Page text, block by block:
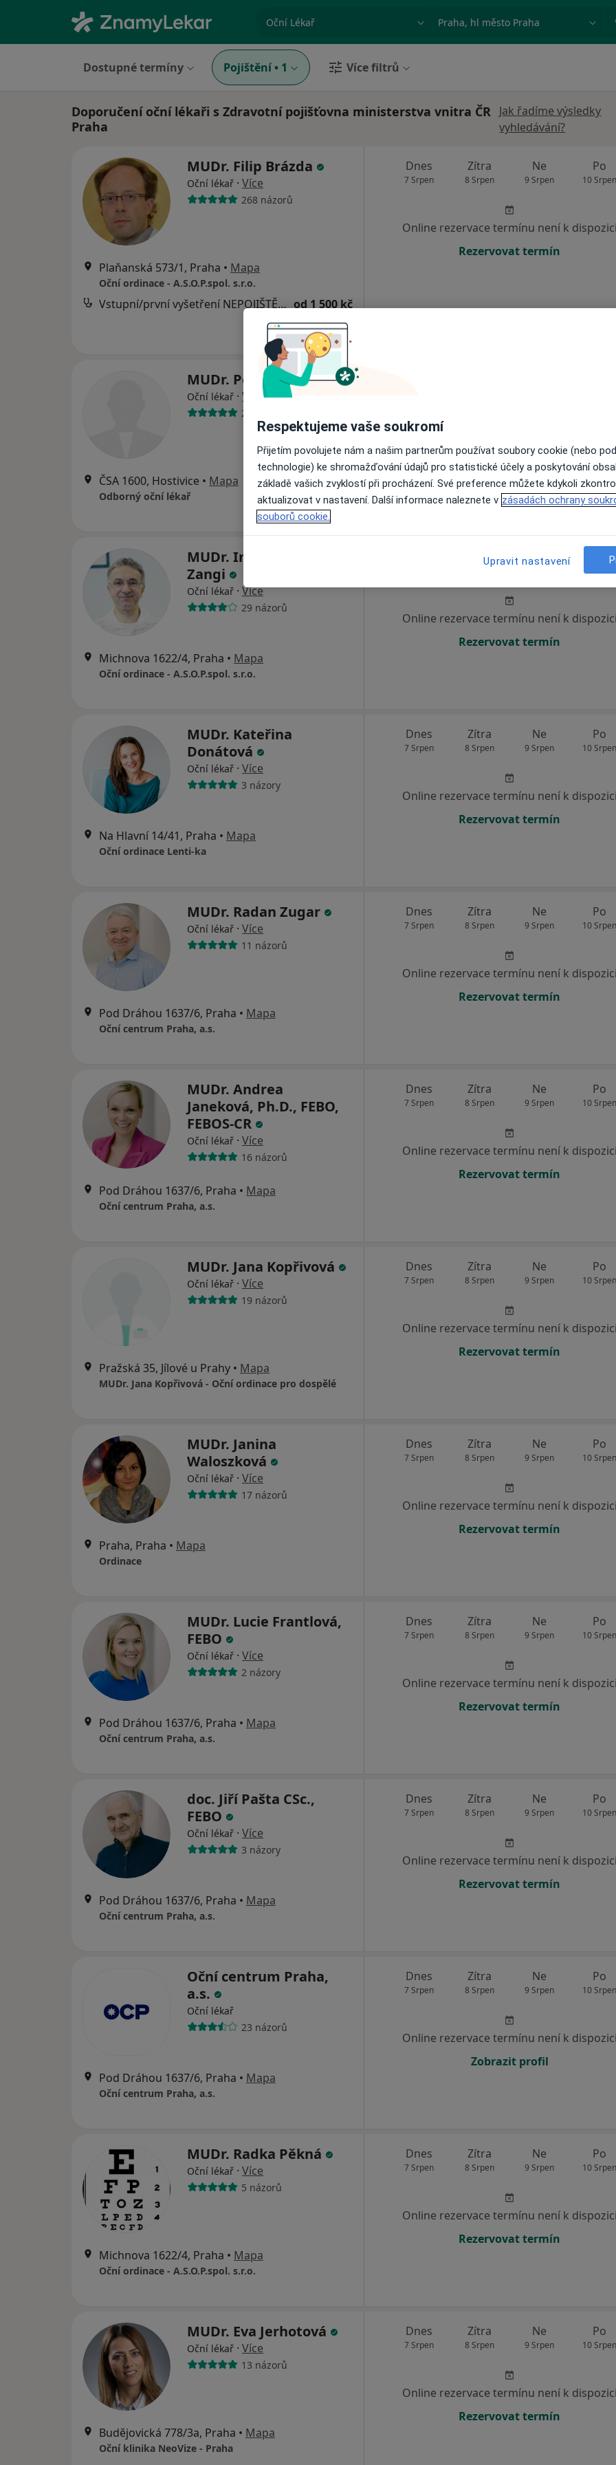
specializace, nemoc nebo příjmení Město nebo region
Dostupné termíny Pojištění • 1 Více filtrů
Doporučení oční lékaři s Zdravotní pojišťovna ministerstva vnitra ČR
Praha
Jak řadíme výsledky
vyhledávání?
MUDr. Filip Brázda
Oční lékař · Více
268 názorů
Plaňanská 573/1, Praha • Mapa
Oční ordinace - A.S.O.P.spol. s.r.o.
Vstupní/první vyšetření NEPOJIŠTĚNÉHO pacienta nebo kontrola nepojištěného pacienta po více než 2 letech od 1 500 kč
Dnes
7 Srpen
Zítra
8 Srpen
Ne
9 Srpen
Po
10 Srpen
Online rezervace termínu není k dispozici
Rezervovat termín
MUDr. Petr Trávníček
Oční lékař · Více
26 názorů
ČSA 1600, Hostivice • Mapa
Odborný oční lékař
Rezervovat termín
MUDr. Imran Musa
Zangi
Oční lékař · Více
29 názorů
Michnova 1622/4, Praha • Mapa
Oční ordinace - A.S.O.P.spol. s.r.o.
Zítra
8 Srpen
Ne
10 Srpen
Online rezervace termínu není k dispozici
Rezervovat termín
MUDr. Kateřina
Donátová
Oční lékař · Více
3 názory
Na Hlavní 14/41, Praha • Mapa
Oční ordinace Lenti-ka
Dnes
7 Srpen
Zítra
8 Srpen
Ne
9 Srpen
Po
10 Srpen
Online rezervace termínu není k dispozici
Rezervovat termín
MUDr. Radan Zugar
Oční lékař · Více
11 názorů
Pod Dráhou 1637/6, Praha • Mapa
Oční centrum Praha, a.s.
Dnes
7 Srpen
Zítra
8 Srpen
Ne
9 Srpen
Po
10 Srpen
Online rezervace termínu není k dispozici
Rezervovat termín
MUDr. Andrea
Janeková, Ph.D., FEBO,
FEBOS-CR
Oční lékař · Více
16 názorů
Pod Dráhou 1637/6, Praha • Mapa
Oční centrum Praha, a.s.
Dnes
7 Srpen
Zítra
8 Srpen
Ne
9 Srpen
Po
10 Srpen
Online rezervace termínu není k dispozici
Rezervovat termín
MUDr. Jana Kopřivová
Oční lékař · Více
19 názorů
Pražská 35, Jílové u Prahy • Mapa
MUDr. Jana Kopřivová - Oční ordinace pro dospělé
Dnes
7 Srpen
Zítra
8 Srpen
Ne
9 Srpen
Po
10 Srpen
Online rezervace termínu není k dispozici
Rezervovat termín
MUDr. Janina
Waloszková
Oční lékař · Více
17 názorů
Praha, Praha • Mapa
Ordinace
Dnes
7 Srpen
Zítra
8 Srpen
Ne
9 Srpen
Po
10 Srpen
Online rezervace termínu není k dispozici
Rezervovat termín
MUDr. Lucie Frantlová,
FEBO
Oční lékař · Více
2 názory
Pod Dráhou 1637/6, Praha • Mapa
Oční centrum Praha, a.s.
Dnes
7 Srpen
Zítra
8 Srpen
Ne
9 Srpen
Po
10 Srpen
Online rezervace termínu není k dispozici
Rezervovat termín
doc. Jiří Pašta CSc.,
FEBO
Oční lékař · Více
3 názory
Pod Dráhou 1637/6, Praha • Mapa
Oční centrum Praha, a.s.
Dnes
7 Srpen
Zítra
8 Srpen
Ne
9 Srpen
Po
10 Srpen
Online rezervace termínu není k dispozici
Rezervovat termín
Oční centrum Praha,
a.s.
Oční lékař
23 názorů
Pod Dráhou 1637/6, Praha • Mapa
Oční centrum Praha, a.s.
Dnes
7 Srpen
Zítra
8 Srpen
Ne
9 Srpen
Po
10 Srpen
Online rezervace termínu není k dispozici
Zobrazit profil
MUDr. Radka Pěkná
Oční lékař · Více
5 názorů
Michnova 1622/4, Praha • Mapa
Oční ordinace - A.S.O.P.spol. s.r.o.
Dnes
7 Srpen
Zítra
8 Srpen
Ne
9 Srpen
Po
10 Srpen
Online rezervace termínu není k dispozici
Rezervovat termín
MUDr. Eva Jerhotová
Oční lékař · Více
13 názorů
Budějovická 778/3a, Praha • Mapa
Oční klinika NeoVize - Praha
Dnes
7 Srpen
Zítra
8 Srpen
Ne
9 Srpen
Po
10 Srpen
Online rezervace termínu není k dispozici
Rezervovat termín
Respektujeme vaše soukromí
Přijetím povolujete nám a našim partnerům používat soubory cookie (nebo
technologie) ke shromažďování údajů pro statistické účely a poskytování
základě vašich zvyklostí při procházení. Své preference můžete kdykoli
aktualizovat v nastavení. Další informace naleznete v zásadách ochrany
souborů cookie.
Upravit nastavení